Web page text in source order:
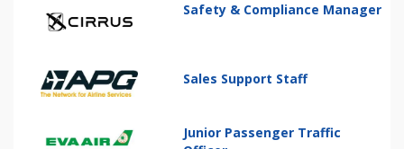
Safety & Compliance Manager
Sales Support Staff
Junior Passenger Traffic